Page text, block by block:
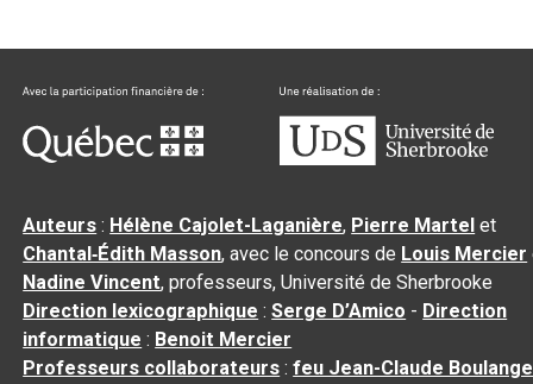
Auteurs : Hélène Cajolet-Laganière, Pierre Martel et
Chantal‑Édith Masson, avec le concours de Louis Mercier
Nadine Vincent, professeurs, Université de Sherbrooke
Direction lexicographique :Serge D’Amico - Direction
informatique : Benoit Mercier
Professeurs collaborateurs :feu Jean-Claude